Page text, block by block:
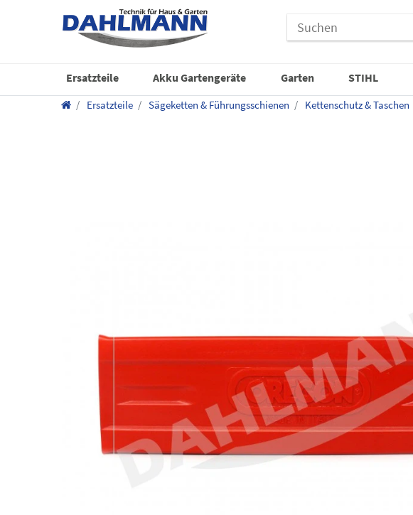
Ersatzteile Akku Gartengeräte Garten STIHL
Ersatzteile Sägeketten & Führungsschienen Kettenschutz & Taschen